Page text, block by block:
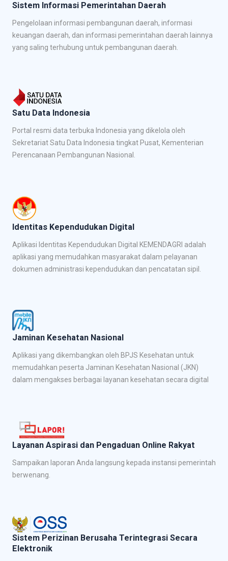
Sistem Informasi Pemerintahan Daerah
Pengelolaan informasi pembangunan daerah, informasi
keuangan daerah, dan informasi pemerintahan daerah lainnya
yang saling terhubung untuk pembangunan daerah.
Satu Data Indonesia
Portal resmi data terbuka Indonesia yang dikelola oleh
Sekretariat Satu Data Indonesia tingkat Pusat, Kementerian
Perencanaan Pembangunan Nasional.
Identitas Kependudukan Digital
Aplikasi Identitas Kependudukan Digital KEMENDAGRI adalah
aplikasi yang memudahkan masyarakat dalam pelayanan
dokumen administrasi kependudukan dan pencatatan sipil.
Jaminan Kesehatan Nasional
Aplikasi yang dikembangkan oleh BPJS Kesehatan untuk
memudahkan peserta Jaminan Kesehatan Nasional (JKN)
dalam mengakses berbagai layanan kesehatan secara digital
Layanan Aspirasi dan Pengaduan Online Rakyat
Sampaikan laporan Anda langsung kepada instansi pemerintah
berwenang.
Sistem Perizinan Berusaha Terintegrasi Secara
Elektronik